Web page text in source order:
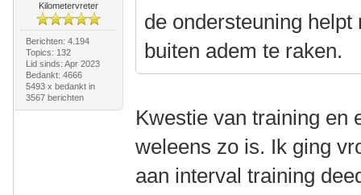
Kilometervreter
Berichten: 4.194
Topics: 132
Lid sinds: Apr 2023
Bedankt: 4666
5493 x bedankt in
3567 berichten
de ondersteuning
buiten adem te raken.
Kwestie van training en
weleens zo is. Ik ging
aan interval training